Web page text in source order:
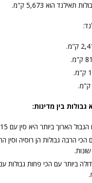
הוא 5,673 ק"מ.
בין מדינות:
היא סין עם 15 גבולות באורך כולל של 22,457 ק"מ עם 14 מדינות שונות.
ביותר עם הכי פחות גבולות